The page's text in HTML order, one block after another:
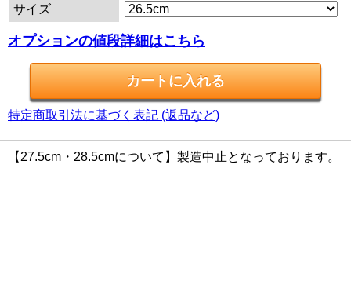
サイズ
オプションの値段詳細はこちら
特定商取引法に基づく表記 (返品など)
【27.5cm・28.5cmについて】製造中止となっております。